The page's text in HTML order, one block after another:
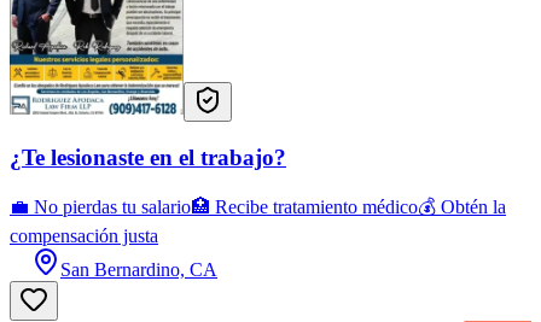
¿Te lesionaste en el trabajo?
💼 No pierdas tu salario🏥 Recibe tratamiento médico💰 Obtén la
compensación justa
San Bernardino, CA